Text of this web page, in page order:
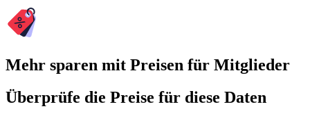
Mehr sparen mit Preisen für Mitglieder
Überprüfe die Preise für diese Daten